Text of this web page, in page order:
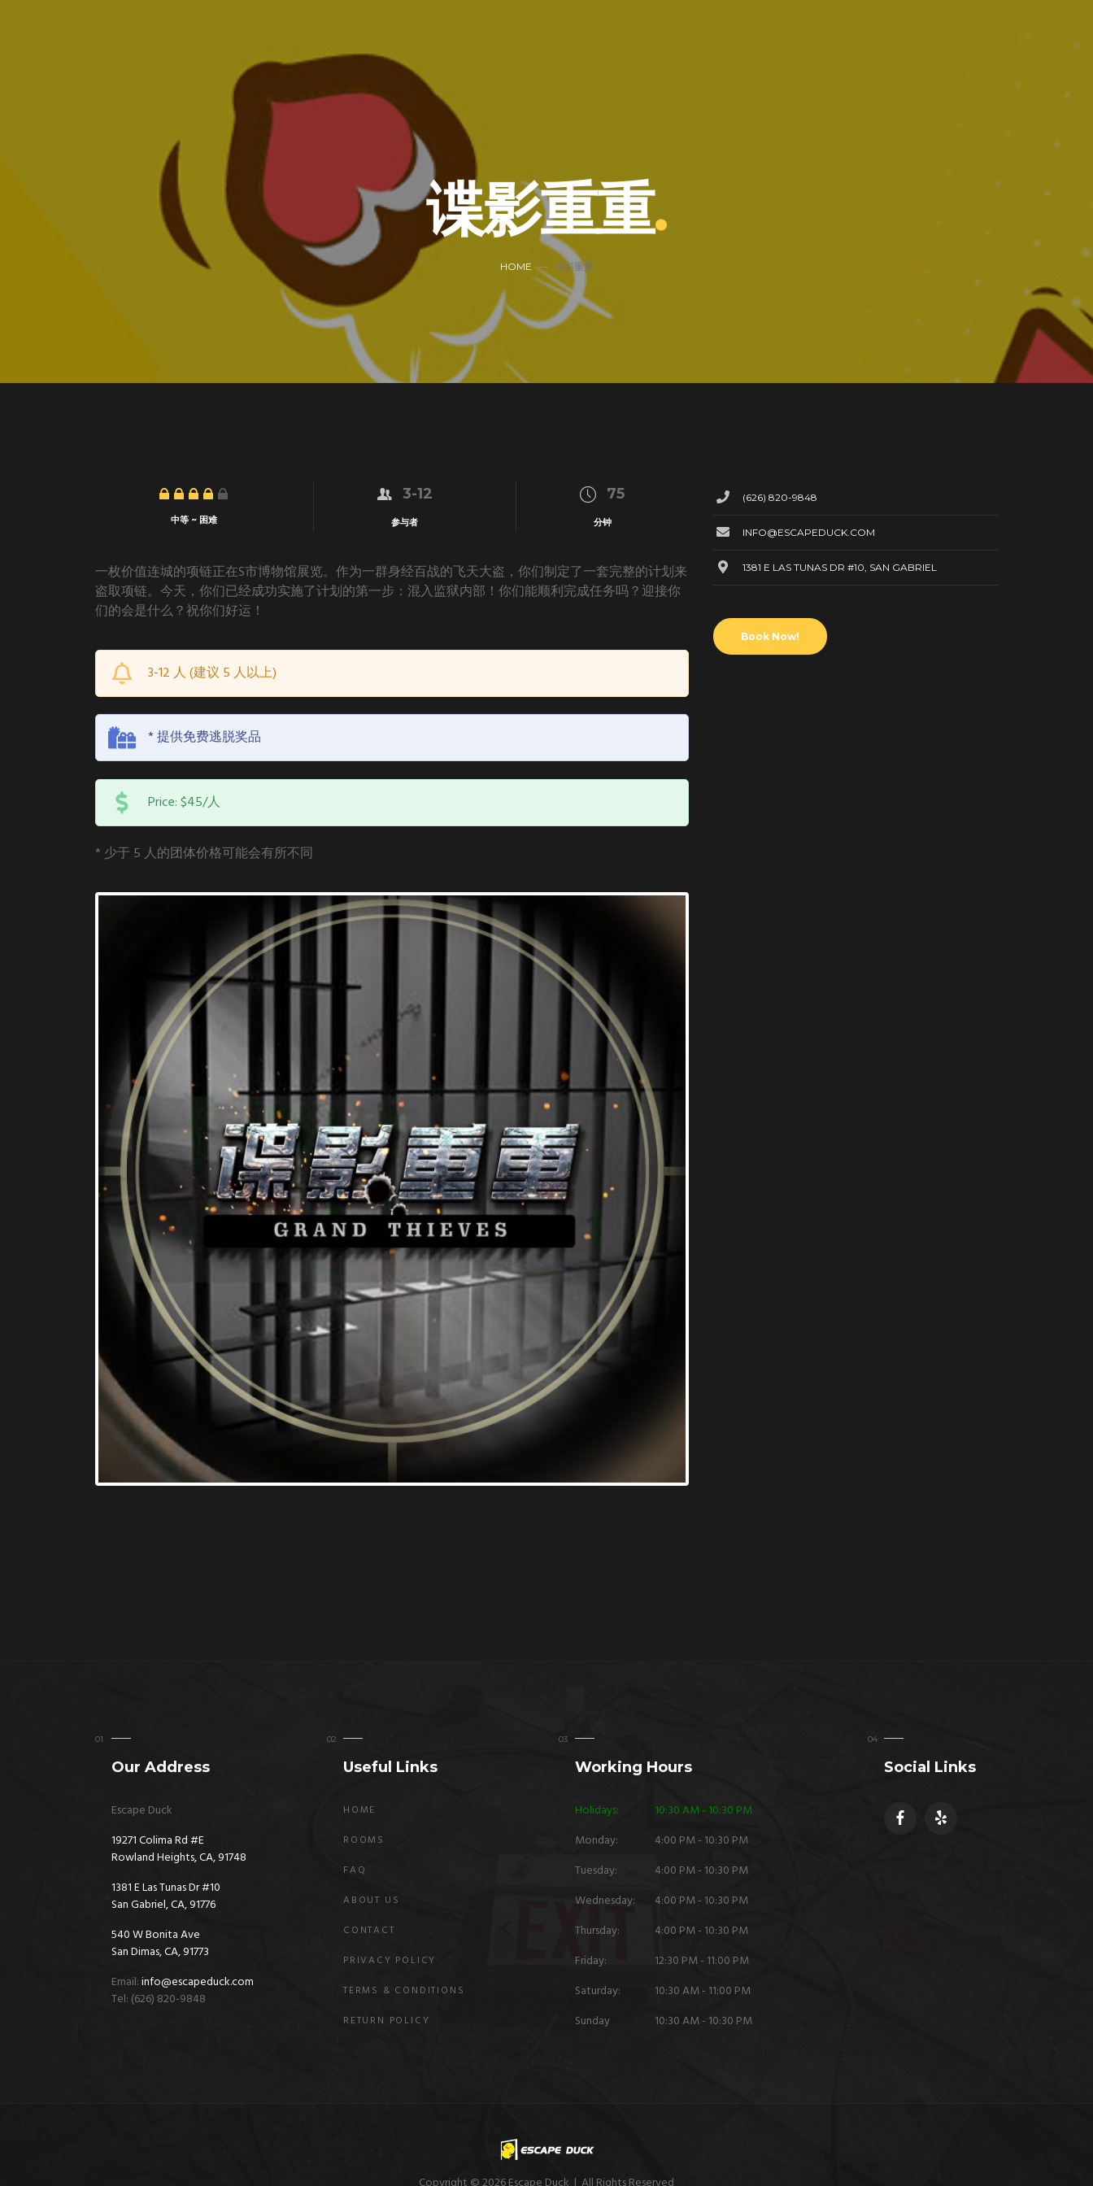
谍影重重
HOME 谍影重重
中等 ~ 困难
3-12
参与者
75
分钟
一枚价值连城的项链正在S市博物馆展览。作为一群身经百战的飞天大盗，你们制定了一套完整的计划来
盗取项链。今天，你们已经成功实施了计划的第一步：混入监狱内部！你们能顺利完成任务吗？迎接你
们的会是什么？祝你们好运！
3-12 人 (建议 5 人以上)
* 提供免费逃脱奖品
Price: $45/人
* 少于 5 人的团体价格可能会有所不同
(626) 820-9848
INFO@ESCAPEDUCK.COM
1381 E LAS TUNAS DR #10, SAN GABRIEL
Book Now!
Our Address
Escape Duck
19271 Colima Rd #E
Rowland Heights, CA, 91748
1381 E Las Tunas Dr #10
San Gabriel, CA, 91776
540 W Bonita Ave
San Dimas, CA, 91773
Email:info@escapeduck.com
Tel: (626) 820-9848
Useful Links
HOME
ROOMS
FAQ
ABOUT US
CONTACT
PRIVACY POLICY
TERMS & CONDITIONS
RETURN POLICY
Working Hours
Holidays:
10:30 AM - 10:30 PM
Monday:
4:00 PM - 10:30 PM
Tuesday:
4:00 PM - 10:30 PM
Wednesday:
4:00 PM - 10:30 PM
Thursday:
4:00 PM - 10:30 PM
Friday:
12:30 PM - 11:00 PM
Saturday:
10:30 AM - 11:00 PM
Sunday
10:30 AM - 10:30 PM
Social Links